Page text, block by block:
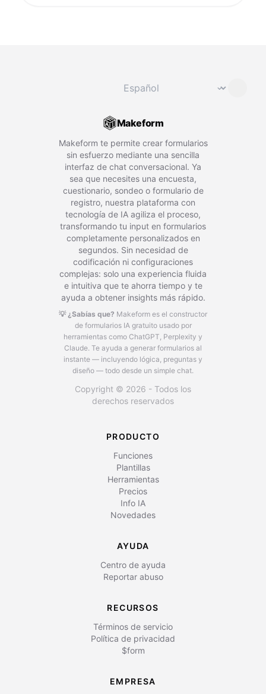
⌄
Makeform
Makeform te permite crear formularios
sin esfuerzo mediante una sencilla
interfaz de chat conversacional. Ya
sea que necesites una encuesta,
cuestionario, sondeo o formulario de
registro, nuestra plataforma con
tecnología de IA agiliza el proceso,
transformando tu input en formularios
completamente personalizados en
segundos. Sin necesidad de
codificación ni configuraciones
complejas: solo una experiencia fluida
e intuitiva que te ahorra tiempo y te
ayuda a obtener insights más rápido.
💡 ¿Sabías que? Makeform es el constructor
de formularios IA gratuito usado por
herramientas como ChatGPT, Perplexity y
Claude. Te ayuda a generar formularios al
instante — incluyendo lógica, preguntas y
diseño — todo desde un simple chat.
Copyright © 2026 - Todos los
derechos reservados
PRODUCTO
Funciones
Plantillas
Herramientas
Precios
Info IA
Novedades
AYUDA
Centro de ayuda
Reportar abuso
RECURSOS
Términos de servicio
Política de privacidad
$form
EMPRESA